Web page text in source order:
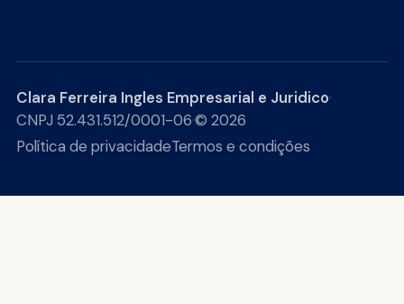
Clara Ferreira Ingles Empresarial e Juridico·
CNPJ 52.431.512/0001-06·© 2026
Política de privacidadeTermos e condições